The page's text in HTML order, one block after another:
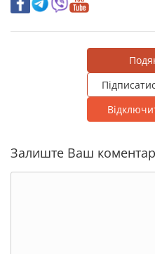
Залиште Ваш